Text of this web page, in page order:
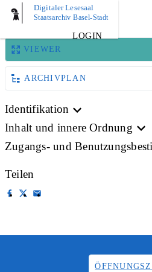
Digitaler Lesesaal
Staatsarchiv Basel-Stadt
LOGIN
BILD
VIEWER
ARCHIVPLAN
Identifikation
Inhalt und innere Ordnung
Zugangs- und
Teilen